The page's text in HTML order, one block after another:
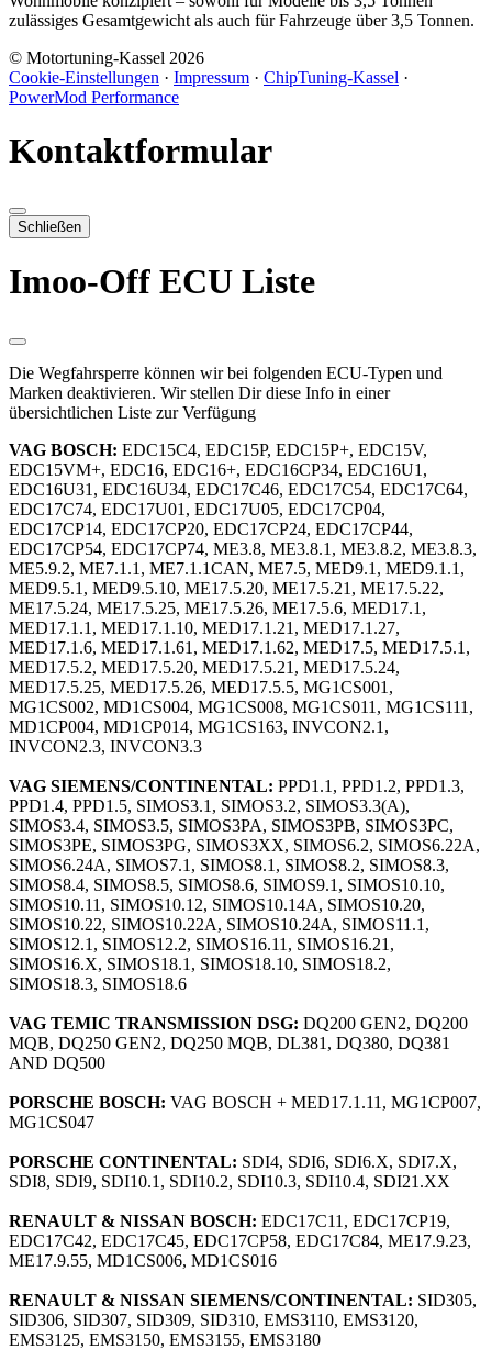
zulässiges Gesamtgewicht als auch für Fahrzeuge über 3,5 Tonnen.
© Motortuning-Kassel 2026
Cookie-Einstellungen · Impressum · ChipTuning-Kassel ·
PowerMod Performance
Kontaktformular
Schließen
Imoo-Off ECU Liste
Die Wegfahrsperre können wir bei folgenden ECU-Typen und
Marken deaktivieren. Wir stellen Dir diese Info in einer
übersichtlichen Liste zur Verfügung
VAG BOSCH: EDC15C4, EDC15P, EDC15P+, EDC15V,
EDC15VM+, EDC16, EDC16+, EDC16CP34, EDC16U1,
EDC16U31, EDC16U34, EDC17C46, EDC17C54, EDC17C64,
EDC17C74, EDC17U01, EDC17U05, EDC17CP04,
EDC17CP14, EDC17CP20, EDC17CP24, EDC17CP44,
EDC17CP54, EDC17CP74, ME3.8, ME3.8.1, ME3.8.2, ME3.8.3,
ME5.9.2, ME7.1.1, ME7.1.1CAN, ME7.5, MED9.1, MED9.1.1,
MED9.5.1, MED9.5.10, ME17.5.20, ME17.5.21, ME17.5.22,
ME17.5.24, ME17.5.25, ME17.5.26, ME17.5.6, MED17.1,
MED17.1.1, MED17.1.10, MED17.1.21, MED17.1.27,
MED17.1.6, MED17.1.61, MED17.1.62, MED17.5, MED17.5.1,
MED17.5.2, MED17.5.20, MED17.5.21, MED17.5.24,
MED17.5.25, MED17.5.26, MED17.5.5, MG1CS001,
MG1CS002, MD1CS004, MG1CS008, MG1CS011, MG1CS111,
MD1CP004, MD1CP014, MG1CS163, INVCON2.1,
INVCON2.3, INVCON3.3
VAG SIEMENS/CONTINENTAL: PPD1.1, PPD1.2, PPD1.3,
PPD1.4, PPD1.5, SIMOS3.1, SIMOS3.2, SIMOS3.3(A),
SIMOS3.4, SIMOS3.5, SIMOS3PA, SIMOS3PB, SIMOS3PC,
SIMOS3PE, SIMOS3PG, SIMOS3XX, SIMOS6.2, SIMOS6.22A,
SIMOS6.24A, SIMOS7.1, SIMOS8.1, SIMOS8.2, SIMOS8.3,
SIMOS8.4, SIMOS8.5, SIMOS8.6, SIMOS9.1, SIMOS10.10,
SIMOS10.11, SIMOS10.12, SIMOS10.14A, SIMOS10.20,
SIMOS10.22, SIMOS10.22A, SIMOS10.24A, SIMOS11.1,
SIMOS12.1, SIMOS12.2, SIMOS16.11, SIMOS16.21,
SIMOS16.X, SIMOS18.1, SIMOS18.10, SIMOS18.2,
SIMOS18.3, SIMOS18.6
VAG TEMIC TRANSMISSION DSG: DQ200 GEN2, DQ200
MQB, DQ250 GEN2, DQ250 MQB, DL381, DQ380, DQ381
AND DQ500
PORSCHE BOSCH: VAG BOSCH + MED17.1.11, MG1CP007,
MG1CS047
PORSCHE CONTINENTAL: SDI4, SDI6, SDI6.X, SDI7.X,
SDI8, SDI9, SDI10.1, SDI10.2, SDI10.3, SDI10.4, SDI21.XX
RENAULT & NISSAN BOSCH: EDC17C11, EDC17CP19,
EDC17C42, EDC17C45, EDC17CP58, EDC17C84, ME17.9.23,
ME17.9.55, MD1CS006, MD1CS016
RENAULT & NISSAN SIEMENS/CONTINENTAL: SID305,
SID306, SID307, SID309, SID310, EMS3110, EMS3120,
EMS3125, EMS3150, EMS3155, EMS3180